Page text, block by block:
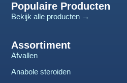
Populaire Producten
Bekijk alle producten →
Assortiment
Afvallen
Anabole steroiden